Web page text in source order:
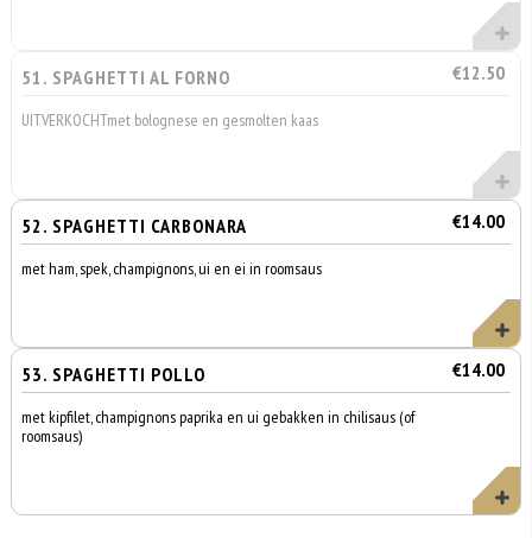
51. SPAGHETTI AL FORNO €12.50
UITVERKOCHTmet bolognese en gesmolten kaas
52. SPAGHETTI CARBONARA €14.00
met ham, spek, champignons, ui en ei in roomsaus
53. SPAGHETTI POLLO €14.00
met kipfilet, champignons paprika en ui gebakken in chilisaus (of
roomsaus)